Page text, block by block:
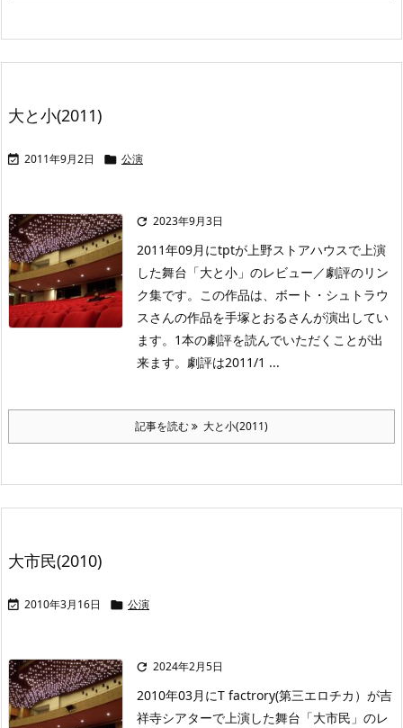
大と小(2011)
 2011年9月2日  公演
 2023年9月3日
2011年09月にtptが上野ストアハウスで上演
した舞台「大と小」のレビュー／劇評のリン
ク集です。この作品は、ボート・シュトラウ
スさんの作品を手塚とおるさんが演出してい
ます。1本の劇評を読んでいただくことが出
来ます。劇評は2011/1 ...
記事を読む 大と小(2011)
大市民(2010)
 2010年3月16日  公演
 2024年2月5日
2010年03月にT factrory(第三エロチカ）が吉
祥寺シアターで上演した舞台「大市民」のレ